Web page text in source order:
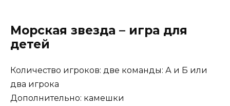
Морская звезда – игра для
детей
Количество игроков: две команды: А и Б или
два игрока
Дополнительно: камешки